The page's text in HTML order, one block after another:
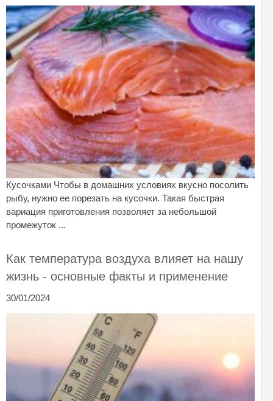
Кусочками Чтобы в домашних условиях вкусно посолить
рыбу, нужно ее порезать на кусочки. Такая быстрая
вариация приготовления позволяет за небольшой
промежуток ...
Как температура воздуха влияет на нашу
жизнь - основные факты и применение
30/01/2024